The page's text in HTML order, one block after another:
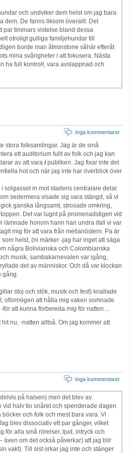
och undviker dem helst om jag bara
dem. De fanns liksom överallt. Det
par timmars vistelse bland dessa
otroligt gulliga familjehundar till
borde man åtminstone såhär efteråt
mina svårigheter i att fokusera. Nästa
ha full kontroll, vara avslappnad och
Inga kommentarer
stora folksamlingar. Jag är de små
ett auditorium fullt av folk och jag kan
av att vara ipubliken. Jag fixar inte det
hot och när jag inte har överblick över
solgasset in mot stadens centralare delar.
sedermera visade sig vara stängd, så vi
ganska långsamt, strosade omkring,
Det var lugnt på promenadstigen vid
lämnade honom hann han undra ifall vi var
mig för att vara från mellanöstern. Pa är
helst, (ni märker -jag har inget att säga
några Bolivianska och Colombianska
musik, sambakarnevalen var igång,
det av människor. Och då var klockan
gång.
stoj och stök, musik och fest) knallade
oförmögen att hålla mig vaken somnade
för att kunna förbereda mig för natten…
nu, -natten alltså. Om jag kommer att
Inga kommentarer
på halsen) men det blev av.
halv tio snåret och spenderade dagen
och folk och mest bara vara. Vi
blev dissociativ ett par gånger, vilket
för alla små rörelser, ljud, intryck och
även om det också påverkar) att jag blir
vakt). Till sist orkar jag inte och stänger